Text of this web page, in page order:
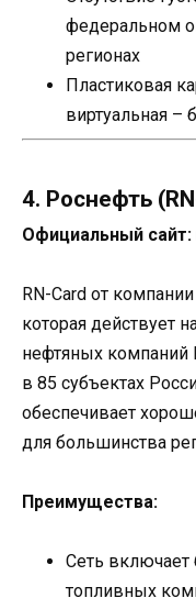
федеральном
регионах
Пластиковая
виртуальная –
4. Роснефть
Официальный сайт:
RN-Card от
которая действует
нефтяных компаний
в 85 субъектах
обеспечивает
для большинства
Преимущества:
Сеть включает
топливных